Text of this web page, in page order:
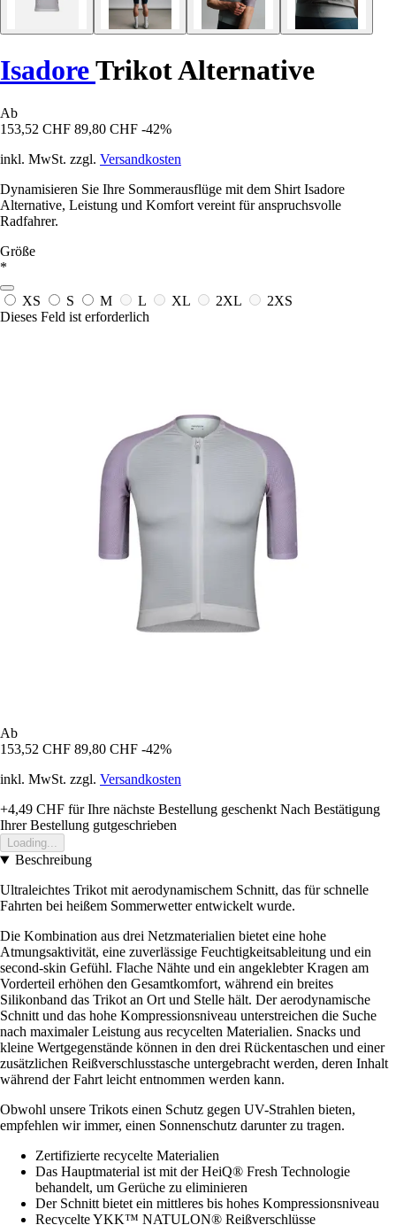
IsadoreTrikot Alternative
Ab
153,52 CHF 89,80 CHF -42%
inkl. MwSt. zzgl. Versandkosten
Dynamisieren Sie Ihre Sommerausflüge mit dem Shirt Isadore
Alternative, Leistung und Komfort vereint für anspruchsvolle
Radfahrer.
Größe
*
XS S M L XL 2XL
2XS
Dieses Feld ist erforderlich
Ab
153,52 CHF 89,80 CHF -42%
inkl. MwSt. zzgl. Versandkosten
+4,49 CHF für Ihre nächste Bestellung geschenkt Nach Bestätigung
Ihrer Bestellung gutgeschrieben
Loading...
Beschreibung
Ultraleichtes Trikot mit aerodynamischem Schnitt, das für schnelle
Fahrten bei heißem Sommerwetter entwickelt wurde.
Die Kombination aus drei Netzmaterialien bietet eine hohe
Atmungsaktivität, eine zuverlässige Feuchtigkeitsableitung und ein
second-skin Gefühl. Flache Nähte und ein angeklebter Kragen am
Vorderteil erhöhen den Gesamtkomfort, während ein breites
Silikonband das Trikot an Ort und Stelle hält. Der aerodynamische
Schnitt und das hohe Kompressionsniveau unterstreichen die Suche
nach maximaler Leistung aus recycelten Materialien. Snacks und
kleine Wertgegenstände können in den drei Rückentaschen und einer
zusätzlichen Reißverschlusstasche untergebracht werden, deren Inhalt
während der Fahrt leicht entnommen werden kann.
Obwohl unsere Trikots einen Schutz gegen UV-Strahlen bieten,
empfehlen wir immer, einen Sonnenschutz darunter zu tragen.
Zertifizierte recycelte Materialien
Das Hauptmaterial ist mit der HeiQ® Fresh Technologie
behandelt, um Gerüche zu eliminieren
Der Schnitt bietet ein mittleres bis hohes Kompressionsniveau
Recycelte YKK™ NATULON® Reißverschlüsse